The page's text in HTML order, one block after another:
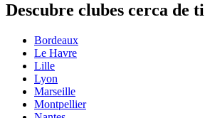
Descubre clubes cerca de ti
Bordeaux
Le Havre
Lille
Lyon
Marseille
Montpellier